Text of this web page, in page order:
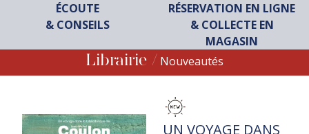
ÉCOUTE
& CONSEILS
RÉSERVATION EN LIGNE
& COLLECTE EN
MAGASIN
Librairie Nouveautés
TITRE
UN VOYAGE DANS